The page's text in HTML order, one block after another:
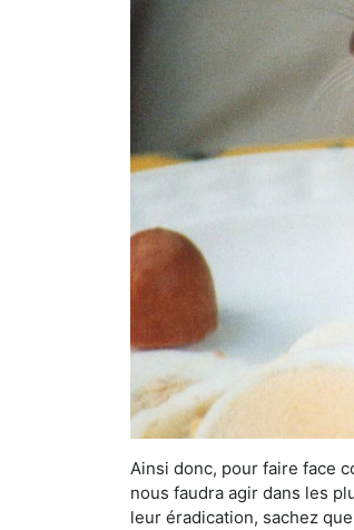
Ainsi donc, pour faire face
nous faudra agir dans les
leur éradication, sachez